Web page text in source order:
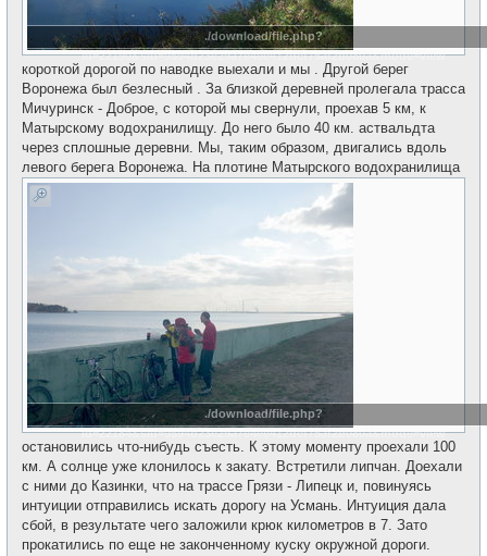
./download/file.php?
id=22190&sid=9594b23e29a7e4ee412dcf75af2b080a&mode=view
короткой дорогой по наводке выехали и мы . Другой берег
Воронежа был безлесный . За близкой деревней пролегала трасса
Мичуринск - Доброе, с которой мы свернули, проехав 5 км, к
Матырскому водохранилищу. До него было 40 км. аствальдта
через сплошные деревни. Мы, таким образом, двигались вдоль
левого берега Воронежа. На плотине Матырского водохранилища
./download/file.php?
id=22184&sid=9594b23e29a7e4ee412dcf75af2b080a&mode=view
остановились что-нибудь съесть. К этому моменту проехали 100
км. А солнце уже клонилось к закату. Встретили липчан. Доехали
с ними до Казинки, что на трассе Грязи - Липецк и, повинуясь
интуиции отправились искать дорогу на Усмань. Интуиция дала
сбой, в результате чего заложили крюк километров в 7. Зато
прокатились по еще не законченному куску окружной дороги.